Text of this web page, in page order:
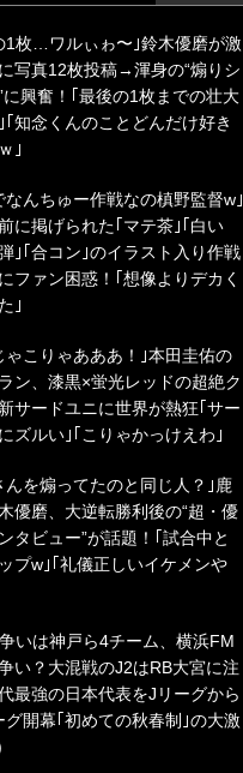
1枚…ワルぃゎ〜｣鈴木優磨が激
写真12枚投稿→渾身の“煽りシ
に興奮！｢最後の1枚までの壮大
｢知念くんのことどんだけ好き
｣
なんちゅー作戦なの槙野監督w｣
に掲げられた｢マテ茶｣｢白い
｣｢合コン｣のイラスト入り作戦
ファン困惑！｢想像よりデカく
｣
ゃこりゃあああ！｣本田圭佑の
ン、漆黒×蛍光レッドの超絶ク
サードユニに世界が熱狂｢サー
ズルい｣｢こりゃかっけえわ｣
んを煽ってたのと同じ人？｣鹿
優磨、大逆転勝利後の“超・優
タビュー”が話題！｢試合中と
プw｣｢礼儀正しいイケメンや
いは神戸ら4チーム、横浜FM
い？大混戦のJ2はRB大宮に注
最強の日本代表をJリーグから
グ開幕｢初めての秋春制｣の大激